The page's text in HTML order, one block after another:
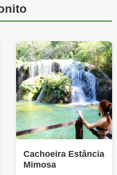
Cachoeira Estância
Mimosa